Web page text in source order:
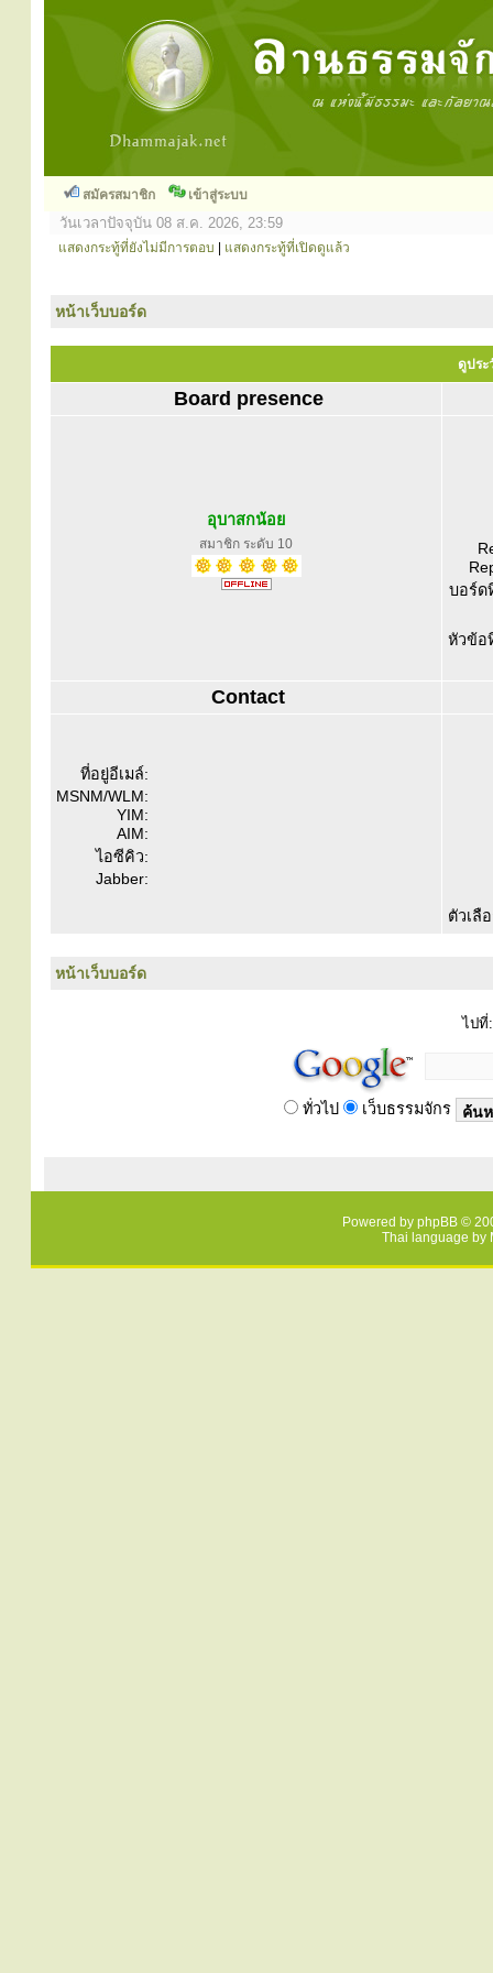
สมัครสมาชิก เข้าสู่ระบบ
วันเวลาปัจจุบัน 08 ส.ค. 2026, 23:59
แสดงกระทู้ที่ยังไม่มีการตอบ แสดงกระทู้ที่เปิดดูแล้ว
หน้าเว็บบอร์ด
ดูประ
Board presence
อุบาสกน้อย
สมาชิก ระดับ 10
บอร์ด
หัวข้อ
Contact
ที่อยู่อีเมล์:
MSNM/WLM:
YIM:
AIM:
ไอซีคิว:
Jabber:
ตัวเลื
หน้าเว็บบอร์ด
ไปที่:
ทั่วไป เว็บธรรมจักร
Powered by phpBB ©
Thai language by